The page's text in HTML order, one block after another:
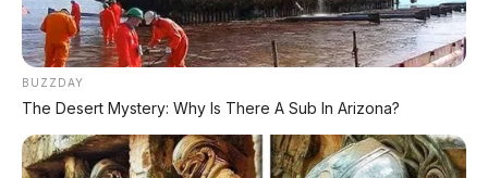
REKOMENDASI UNTUK ANDA
⚡ BYD Leopard 8: SUV Off-Road PHEV
748 HP Siap Tantang Land Cruiser!
BUZZDAY
The Desert Mystery: Why Is There A Sub In Arizona?